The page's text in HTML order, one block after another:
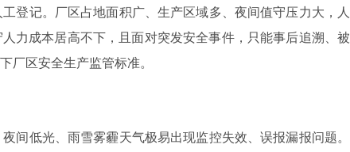
记。厂区占地面积广、生产区域多、夜间值守压力大，人
力成本居高不下，且面对突发安全事件，只能事后追溯、被
厂区安全生产监管标准。
低光、雨雪雾霾天气极易出现监控失效、误报漏报问题。